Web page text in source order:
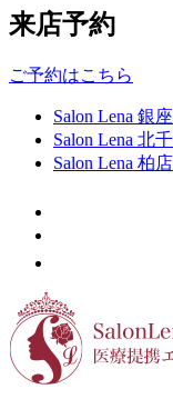
来店予約
ご予約はこちら
Salon Lena 銀
Salon Lena 北
Salon Lena 柏店